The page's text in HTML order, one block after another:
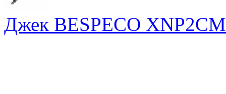
Джек BESPECO XNP2CM